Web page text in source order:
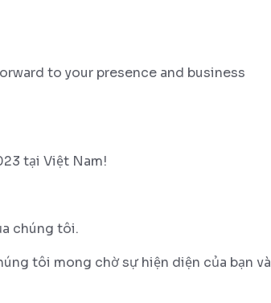
to your presence and business
tại Việt Nam!
chúng tôi.
tôi mong chờ sự hiện diện của bạn và